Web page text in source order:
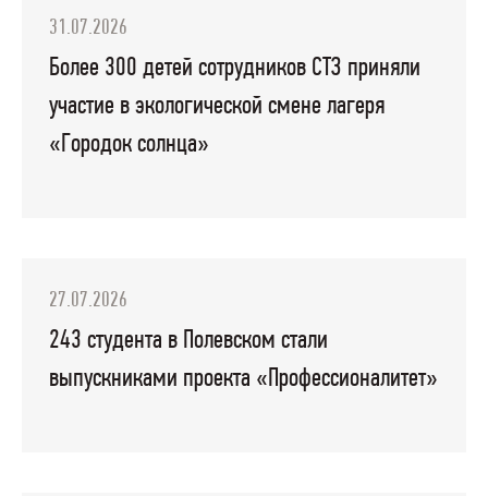
31.07.2026
Более 300 детей сотрудников СТЗ приняли
участие в экологической смене лагеря
«Городок солнца»
27.07.2026
243 студента в Полевском стали
выпускниками проекта «Профессионалитет»